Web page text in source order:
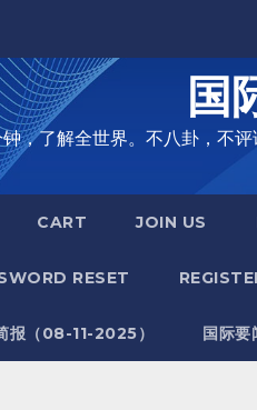
国
，了解全世界。不八卦，不
CART JOIN US
RESET
报（08-11-2025） 国际要